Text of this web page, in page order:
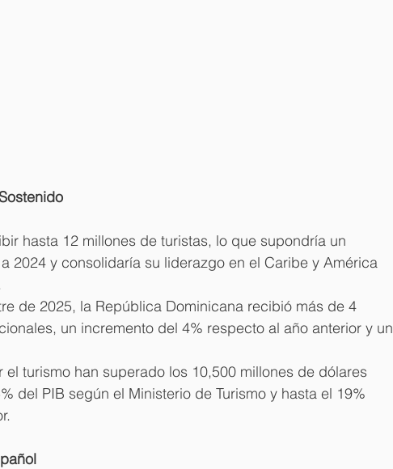
hasta 12 millones de turistas, lo que supondría un
2024 y consolidaría su liderazgo en el Caribe y América
de 2025, la República Dominicana recibió más de 4
un incremento del 4% respecto al año anterior y un
turismo han superado los 10,500 millones de dólares
del PIB según el Ministerio de Turismo y hasta el 19%